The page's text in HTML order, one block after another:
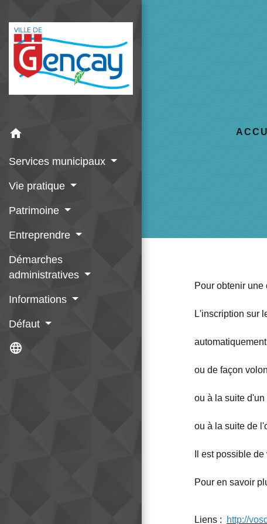
home
Services municipaux
Vie pratique
Patrimoine
Entreprendre
Démarches
administratives
Informations
Défaut
language
Pour obtenir
L'inscription sur
ou de façon
ou à la suite
ou à la suite de
Il est possible
Pour en savoir
Liens : http://